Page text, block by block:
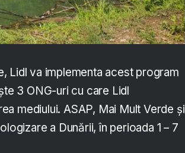
Lidl va implementa acest program
3 ONG-uri cu care Lidl
mediului. ASAP, Mai Mult Verde și
a Dunării, în perioada 1 – 7